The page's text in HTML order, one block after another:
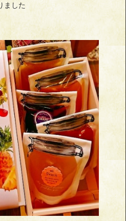
ました